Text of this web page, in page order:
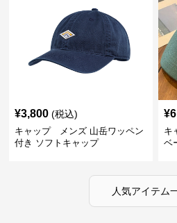
¥3,800 (税込)
キャップ メンズ 山岳ワッペン
付き ソフトキャップ
¥
キ
ベ
人気アイテム